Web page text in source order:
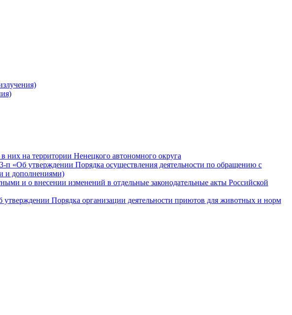
на территории Ненецкого автономного округа
п «Об утверждении Порядка осуществления деятельности по обращению с
и дополнениями)
и о внесении изменений в отдельные законодательные акты Российской
Порядка организации деятельности приютов для животных и норм